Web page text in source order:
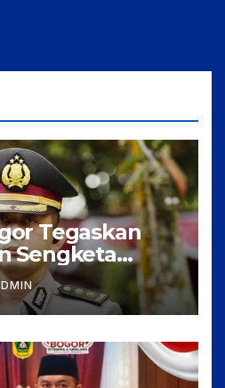
Tegaskan
Sengketa
Harus
Damai